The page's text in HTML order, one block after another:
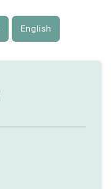
English